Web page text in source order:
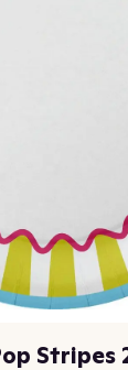
Stripes